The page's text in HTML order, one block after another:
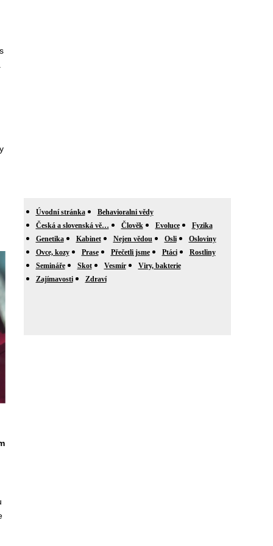
Úvodní stránka
Behavioralni vědy
Česká a slovenská vě…
Člověk Evoluce
Fyzika
Genetika
Kabinet Nejen vědou Osli
Osloviny
Ovce, kozy
Prase Přečetli jsme Ptáci
Rostliny
Semináře
Skot Vesmír
Viry, bakterie
Zajímavosti
Zdraví